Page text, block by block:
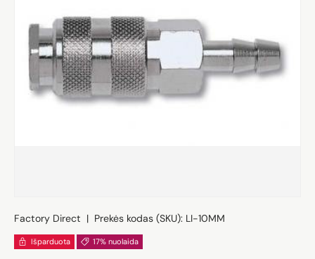
Factory Direct | Prekės kodas (SKU): LI-10MM
Išparduota 17% nuolaida